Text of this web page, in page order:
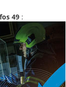
49 :